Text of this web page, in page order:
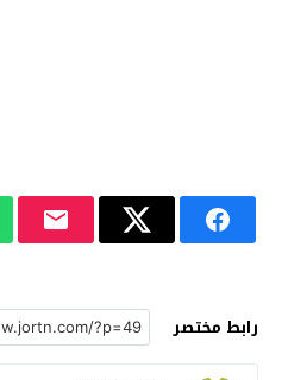
رابط مختصر